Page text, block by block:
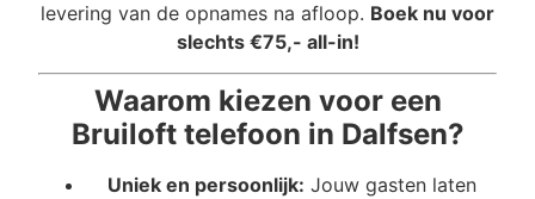
levering van de opnames na afloop. Boek nu voor
slechts €75,- all-in!
Waarom kiezen voor een
Bruiloft telefoon in Dalfsen?
Uniek en persoonlijk: Jouw gasten laten